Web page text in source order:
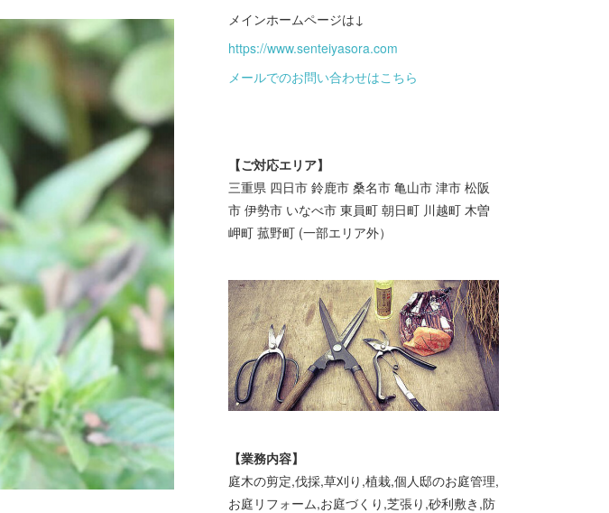
メインホームページは↓
https://www.senteiyasora.com
メールでのお問い合わせはこちら
【ご対応エリア】
三重県 四日市 鈴鹿市 桑名市 亀山市 津市 松阪
市 伊勢市 いなべ市 東員町 朝日町 川越町 木曽
岬町 菰野町 (一部エリア外）
【業務内容】
庭木の剪定,伐採,草刈り,植栽,個人邸のお庭管理,
お庭リフォーム,お庭づくり,芝張り,砂利敷き,防